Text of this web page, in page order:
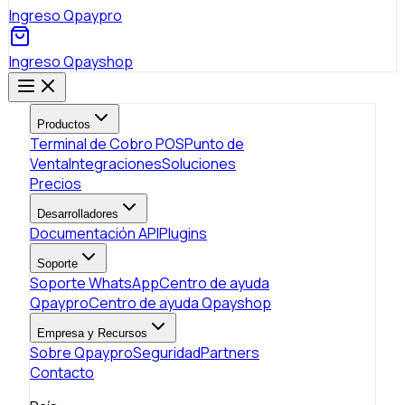
Ingreso Qpaypro
Ingreso Qpayshop
Productos
Terminal de Cobro POSPunto de
VentaIntegracionesSoluciones
Precios
Desarrolladores
Documentación APIPlugins
Soporte
Soporte WhatsAppCentro de ayuda
QpayproCentro de ayuda Qpayshop
Empresa y Recursos
Sobre QpayproSeguridadPartners
Contacto